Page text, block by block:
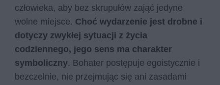
człowieka, aby bez skrupułów zająć jedyne
wolne miejsce. Choć wydarzenie jest drobne i
dotyczy zwykłej sytuacji z życia
codziennego, jego sens ma charakter
symboliczny. Bohater postępuje egoistycznie i
bezczelnie, nie przejmując się ani zasadami